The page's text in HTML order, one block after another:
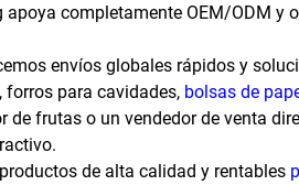
completamente OEM/ODM y
envíos globales rápidos y
para cavidades, bolsas de
frutas o un vendedor de venta
de alta calidad y rentables